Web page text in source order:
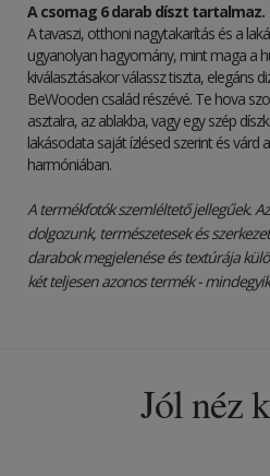
A csomag 6 darab díszt tartalmaz.
A tavaszi, otthoni nagytakarítás és a
ugyanolyan hagyomány, mint maga a
kiválasztásakor válassz tiszta, elegáns
BeWooden család részévé. Te hova
asztalra, az ablakba, vagy egy szép
lakásodata saját ízlésed szerint és várd
harmóniában.
A termékfotók szemléltető jellegűek.
dolgozunk, természetesek és
darabok megjelenése és textúrája
két teljesen azonos termék -
Jól néz